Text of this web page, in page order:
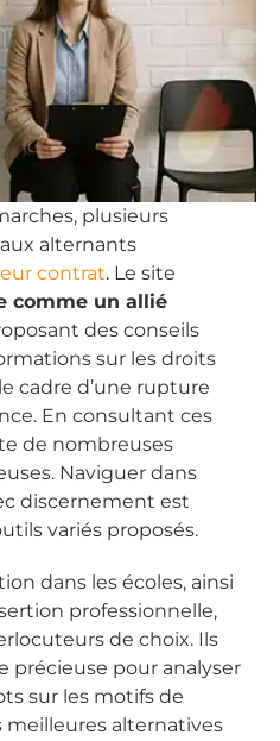
plusieurs
alternants
contrat. Le site
comme un allié
des conseils
sur les droits
cadre d’une rupture
En consultant ces
de nombreuses
Naviguer dans
discernement est
variés proposés.
dans les écoles, ainsi
professionnelle,
de choix. Ils
précieuse pour analyser
sur les motifs de
meilleures alternatives